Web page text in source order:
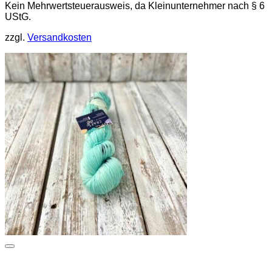
Kein Mehrwertsteuerausweis, da Kleinunternehmer nach § 6
UStG.
zzgl. Versandkosten